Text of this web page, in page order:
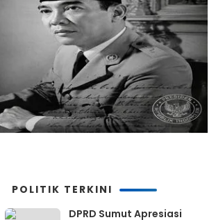
POLITIK TERKINI
DPRD Sumut Apresiasi